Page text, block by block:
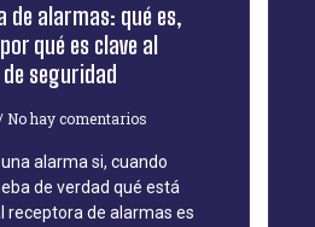
de alarmas: qué es,
qué es clave al
seguridad
No hay comentarios
alarma si, cuando
de verdad qué está
receptora de alarmas es